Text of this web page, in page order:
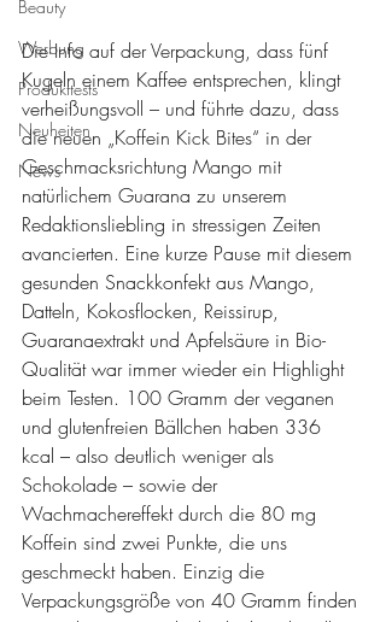
Beauty
Werbung
Produkttests
Neuheiten
News
Die Info auf der Verpackung, dass fünf
Kugeln einem Kaffee entsprechen, klingt
verheißungsvoll – und führte dazu, dass
die neuen „Koffein Kick Bites“ in der
Geschmacksrichtung Mango mit
natürlichem Guarana zu unserem
Redaktionsliebling in stressigen Zeiten
avancierten. Eine kurze Pause mit diesem
gesunden Snackkonfekt aus Mango,
Datteln, Kokosflocken, Reissirup,
Guaranaextrakt und Apfelsäure in Bio-
Qualität war immer wieder ein Highlight
beim Testen. 100 Gramm der veganen
und glutenfreien Bällchen haben 336
kcal – also deutlich weniger als
Schokolade – sowie der
Wachmachereffekt durch die 80 mg
Koffein sind zwei Punkte, die uns
geschmeckt haben. Einzig die
Verpackungsgröße von 40 Gramm finden